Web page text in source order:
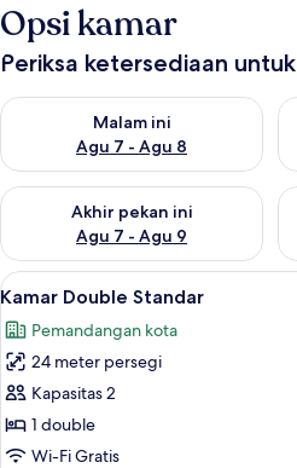
Opsi kamar
Periksa ketersediaan
Malam ini
Agu 7 - Agu 8
Periksa ketersediaan untuk malam
Akhir pekan ini
Agu 7 - Agu 9
Periksa ketersediaan untuk akhir
Lihat
semua
foto
untuk
Kamar
Double
Standar
4
Kamar Double Standar
Pemandangan kota
24 meter persegi
Kapasitas 2
1 double
Wi-Fi Gratis